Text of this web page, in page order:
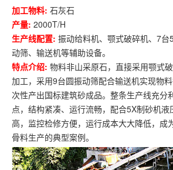
加工物料: 石灰石
产量: 2000T/H
生产线配置: 振动给料机、颚式破碎机、7
动筛、输送机等辅助设备。
特点介绍: 物料非山采原石，直接采用颚式
加工，采用9台圆振动筛配合输送机实现物
次性产出国标建筑砂成品。整条生产线充分
点，结构紧凑、运行流畅，配合5X制砂机
高，监控检修方便，运行成本大大降低，成
骨料生产的典型案例。